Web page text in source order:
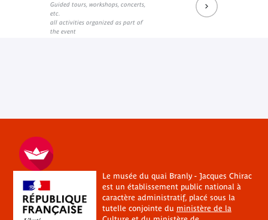
Guided tours, workshops, concerts,
etc.
all activities organized as part of
the event
Le musée du quai Branly - Jacques Chirac
est un établissement public national à
caractère administratif, placé sous la
tutelle conjointe du ministère de la